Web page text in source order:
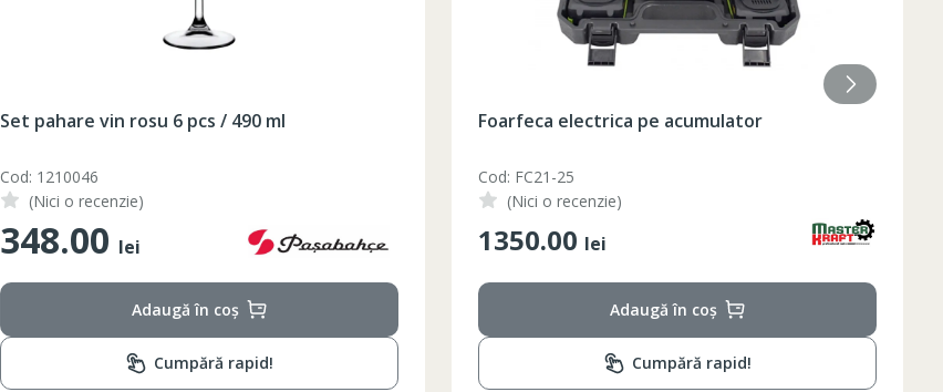
Foarfeca electrica pe acumulator
Cod: FC21-25
(Nici o recenzie)
1350.00lei
Adaugă în coș
Cumpără rapid!
Lumanare aromatizata 9.2x18 cm
Cod: AF-215
(Nici o recenzie)
210.00lei
Adaugă în coș
Cumpără rapid!